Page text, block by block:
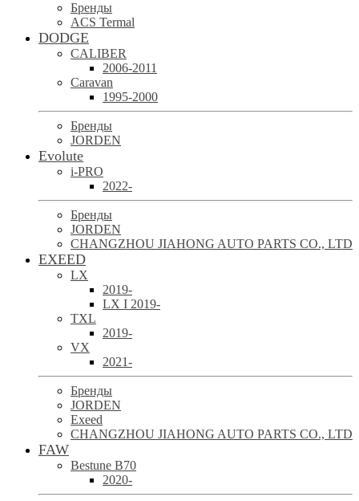
Бренды
ACS Termal
DODGE
CALIBER
2006-2011
Caravan
1995-2000
Бренды
JORDEN
Evolute
i-PRO
2022-
Бренды
JORDEN
CHANGZHOU JIAHONG AUTO PARTS CO., LTD
EXEED
LX
2019-
LX I 2019-
TXL
2019-
VX
2021-
Бренды
JORDEN
Exeed
CHANGZHOU JIAHONG AUTO PARTS CO., LTD
FAW
Bestune B70
2020-